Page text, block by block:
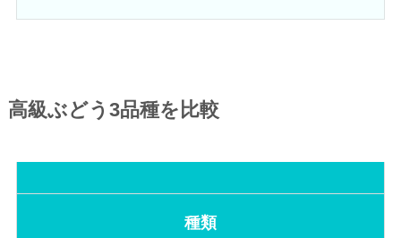
高級ぶどう3品種を比較
種類